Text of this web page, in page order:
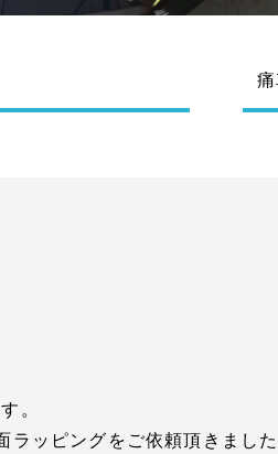
。
ッピングをご依頼頂きました